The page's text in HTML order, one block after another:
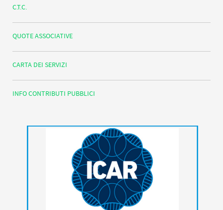
C.T.C.
QUOTE ASSOCIATIVE
CARTA DEI SERVIZI
INFO CONTRIBUTI PUBBLICI